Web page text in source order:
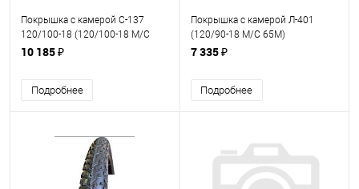
Покрышка с камерой С-137
120/100-18 (120/100-18 M/C
60J) Петрошина
10 185 ₽
Подробнее
Покрышка с камерой Л-401
(120/90-18 М/С 65М)
Петрошина
7 335 ₽
Подробнее